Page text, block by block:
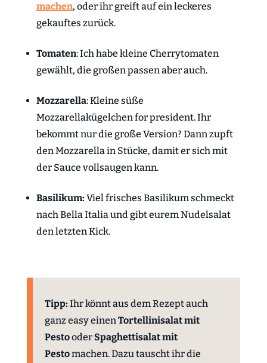
machen, oder ihr greift auf ein leckeres
gekauftes zurück.
Tomaten: Ich habe kleine Cherrytomaten
gewählt, die großen passen aber auch.
Mozzarella: Kleine süße
Mozzarellakügelchen for president. Ihr
bekommt nur die große Version? Dann zupft
den Mozzarella in Stücke, damit er sich mit
der Sauce vollsaugen kann.
Basilikum: Viel frisches Basilikum schmeckt
nach Bella Italia und gibt eurem Nudelsalat
den letzten Kick.
Tipp: Ihr könnt aus dem Rezept auch
ganz easy einenTortellinisalat mit
Pestooder Spaghettisalat mit
Pestomachen. Dazu tauscht ihr die